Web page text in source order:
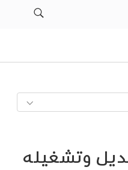
وتشغيله